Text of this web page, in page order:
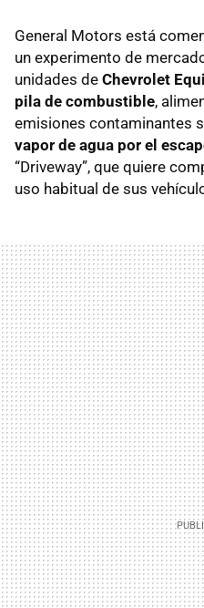
General Motors está
un experimento de
unidades de Chevrolet
pila de combustible,
emisiones contaminantes
vapor de agua por el
“Driveway”, que quiere
uso habitual de sus